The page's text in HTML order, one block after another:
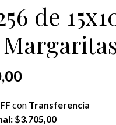
de
con Transferencia
$3.705,00